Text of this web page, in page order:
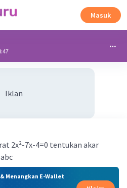
Masuk
Iklan
2x²-7x-4=0 tentukan akar
Menangkan E-Wallet